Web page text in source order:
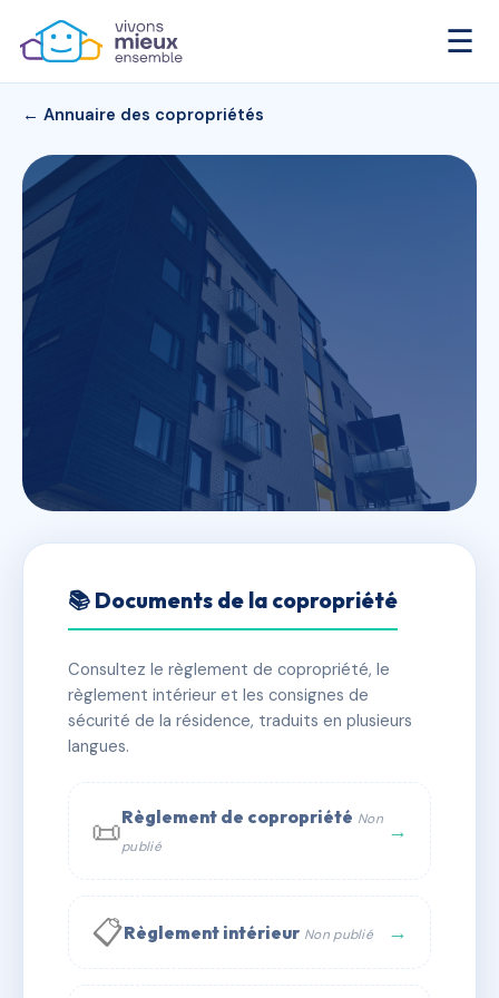
☰
← Annuaire des copropriétés
Syndicat Copropriété
bénévole du 18 rue de l'alun
📍 18 Rue de l'Alun
✓ Immatriculée 🏠 8 lots 🏗 2 bâtiment(s)
📞 Contacter Syndic Digital 💬 WhatsApp
✉ Email
📚 Documents de la copropriété
Consultez le règlement de copropriété, le
règlement intérieur et les consignes de
sécurité de la résidence, traduits en plusieurs
langues.
📜Règlement de copropriété Non
publié
→
📋Règlement intérieur Non publié →